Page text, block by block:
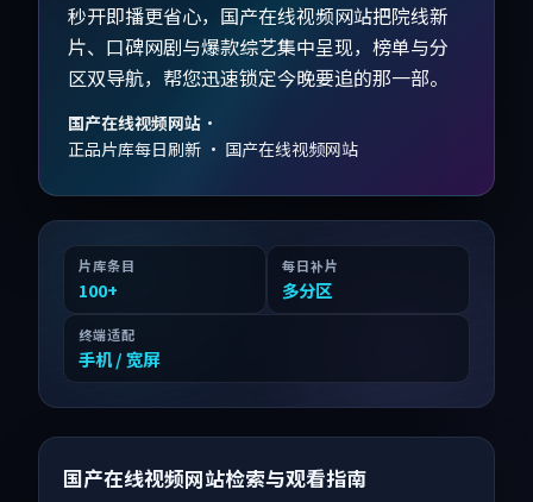
秒开即播更省心，国产在线视频网站把院线新
片、口碑网剧与爆款综艺集中呈现，榜单与分
区双导航，帮您迅速锁定今晚要追的那一部。
国产在线视频网站 ·
正品片库每日刷新 · 国产在线视频网站
片库条目
100+
每日补片
多分区
终端适配
手机 / 宽屏
国产在线视频网站检索与观看指南